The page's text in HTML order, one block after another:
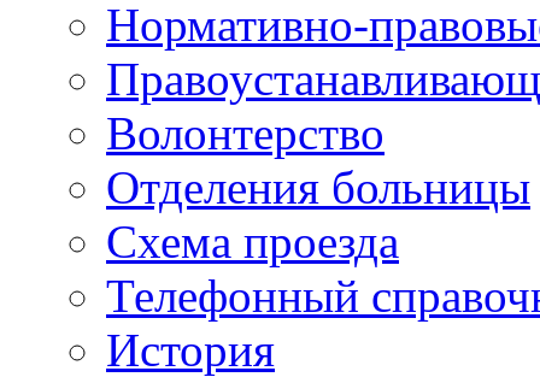
Нормативно-
Волонтерство
Отделения больницы
Схема проезда
Телефонный
История